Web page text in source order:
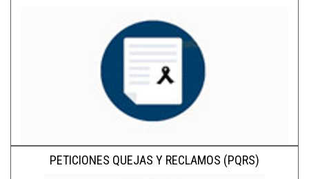
PETICIONES QUEJAS Y RECLAMOS (PQRS)